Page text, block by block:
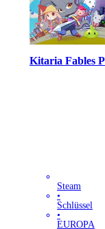
Kitaria Fables
Steam
•
Schlüssel
•
EUROPA